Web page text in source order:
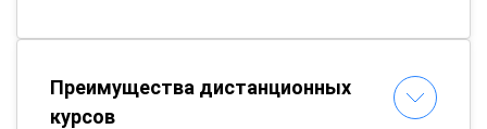
Преимущества дистанционных
курсов